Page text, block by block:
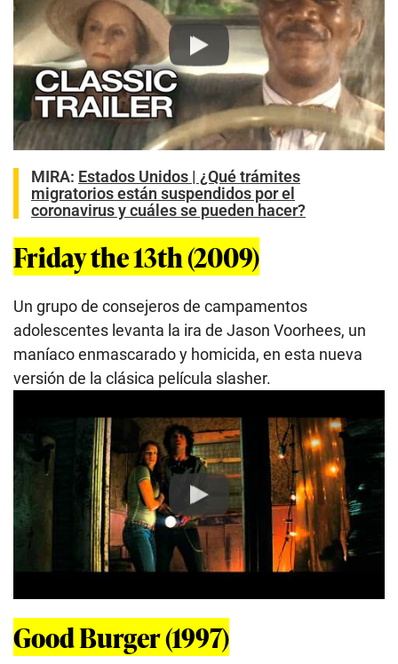
Play
MIRA: Estados Unidos | ¿Qué trámites
migratorios están suspendidos por el
coronavirus y cuáles se pueden hacer?
Friday the 13th (2009)
Un grupo de consejeros de campamentos
adolescentes levanta la ira de Jason Voorhees, un
maníaco enmascarado y homicida, en esta nueva
versión de la clásica película slasher.
Play
Good Burger (1997)